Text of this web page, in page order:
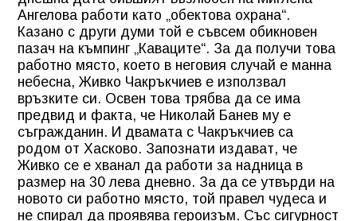
Ангелова работи като „обектова охрана“.
Казано с други думи той е съвсем обикновен
пазач на къмпинг „Каваците“. За да получи това
работно място, което в неговия случай е манна
небесна, Живко Чакръкчиев е използвал
връзките си. Освен това трябва да се има
предвид и факта, че Николай Банев му е
съгражданин. И двамата с Чакръкчиев са
родом от Хасково. Запознати издават, че
Живко се е хванал да работи за надница в
размер на 30 лева дневно. За да се утвърди на
новото си работно място, той правел чудеса и
не спирал да проявява героизъм. Със сигурност